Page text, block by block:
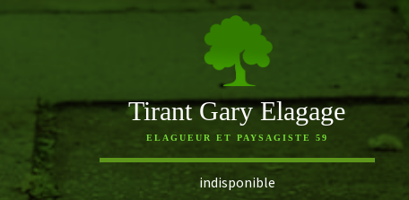
Tirant Gary Elagage
ELAGUEUR ET PAYSAGISTE 59
indisponible